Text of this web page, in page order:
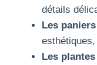
détails
Les
Les